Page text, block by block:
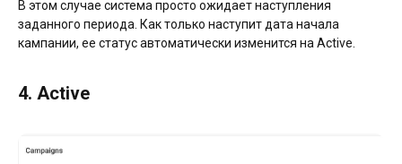
В этом случае система просто ожидает наступления
заданного периода. Как только наступит дата начала
кампании, ее статус автоматически изменится на Active.
4. Active